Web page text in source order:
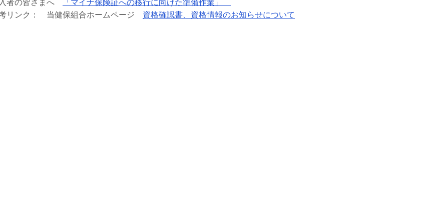
者の皆さまへ
「マイナ保険証への移行に向けた準備作業」
リンク： 当健保組合ホームページ 資格確認書、資格情報のお知らせについて